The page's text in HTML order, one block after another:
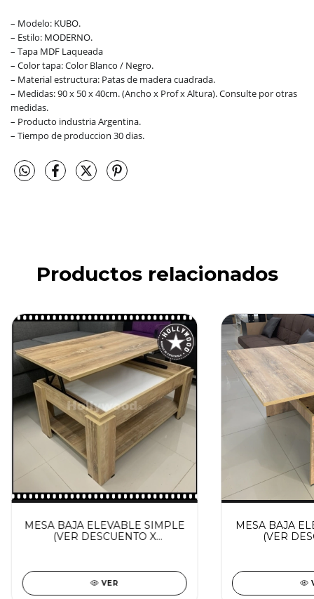
– Modelo: KUBO.
– Estilo: MODERNO.
– Tapa MDF Laqueada
– Color tapa: Color Blanco / Negro.
– Material estructura: Patas de madera cuadrada.
– Medidas: 90 x 50 x 40cm. (Ancho x Prof x Altura). Consulte por otras
medidas.
– Producto industria Argentina.
– Tiempo de produccion 30 dias.
Productos relacionados
MESA BAJA ELEVABLE SIMPLE
(VER DESCUENTO X
VER
MESA BAJA
(VER